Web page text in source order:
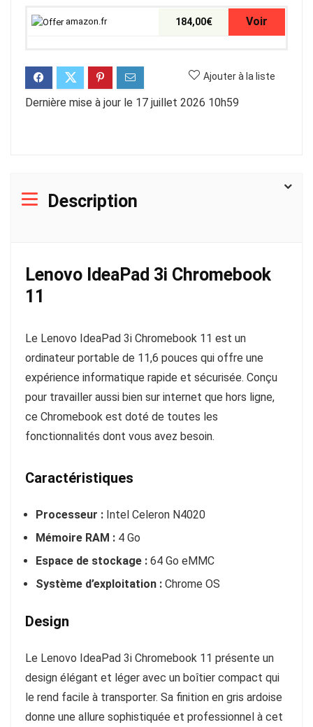
amazon.fr 184,00€ Voir
Ajouter à la liste
Dernière mise à jour le 17 juillet 2026 10h59
Description
Lenovo IdeaPad 3i Chromebook
11
Le Lenovo IdeaPad 3i Chromebook 11 est un
ordinateur portable de 11,6 pouces qui offre une
expérience informatique rapide et sécurisée. Conçu
pour travailler aussi bien sur internet que hors ligne,
ce Chromebook est doté de toutes les
fonctionnalités dont vous avez besoin.
Caractéristiques
Processeur : Intel Celeron N4020
Mémoire RAM : 4 Go
Espace de stockage : 64 Go eMMC
Système d’exploitation : Chrome OS
Design
Le Lenovo IdeaPad 3i Chromebook 11 présente un
design élégant et léger avec un boîtier compact qui
le rend facile à transporter. Sa finition en gris ardoise
donne une allure sophistiquée et professionnel à cet